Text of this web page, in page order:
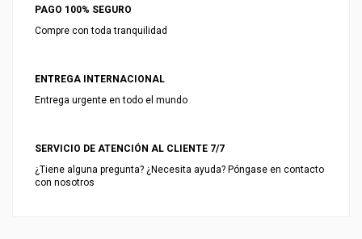
PAGO 100% SEGURO
Compre con toda tranquilidad
ENTREGA INTERNACIONAL
Entrega urgente en todo el mundo
SERVICIO DE ATENCIÓN AL CLIENTE 7/7
¿Tiene alguna pregunta? ¿Necesita ayuda? Póngase en contacto
con nosotros